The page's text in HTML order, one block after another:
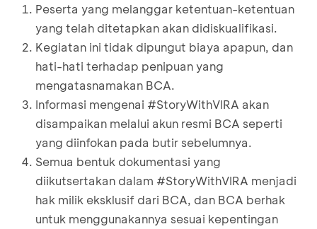
Peserta yang melanggar ketentuan-ketentuan
yang telah ditetapkan akan didiskualifikasi.
Kegiatan ini tidak dipungut biaya apapun, dan
hati-hati terhadap penipuan yang
mengatasnamakan BCA.
Informasi mengenai #StoryWithVIRA akan
disampaikan melalui akun resmi BCA seperti
yang diinfokan pada butir sebelumnya.
Semua bentuk dokumentasi yang
diikutsertakan dalam #StoryWithVIRA menjadi
hak milik eksklusif dari BCA, dan BCA berhak
untuk menggunakannya sesuai kepentingan